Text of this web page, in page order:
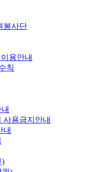
봉사단
용안내
칙
사용금지안내
내
)